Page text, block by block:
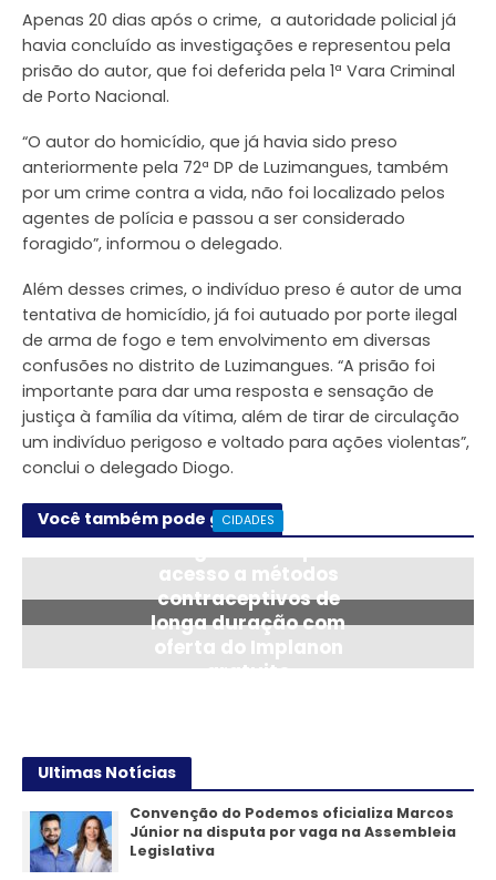
Apenas 20 dias após o crime, a autoridade policial já
havia concluído as investigações e representou pela
prisão do autor, que foi deferida pela 1ª Vara Criminal
de Porto Nacional.
“O autor do homicídio, que já havia sido preso
anteriormente pela 72ª DP de Luzimangues, também
por um crime contra a vida, não foi localizado pelos
agentes de polícia e passou a ser considerado
foragido”, informou o delegado.
Além desses crimes, o indivíduo preso é autor de uma
tentativa de homicídio, já foi autuado por porte ilegal
de arma de fogo e tem envolvimento em diversas
confusões no distrito de Luzimangues. “A prisão foi
importante para dar uma resposta e sensação de
justiça à família da vítima, além de tirar de circulação
um indivíduo perigoso e voltado para ações violentas”,
conclui o delegado Diogo.
Você também pode gostar
CIDADES
acesso a métodos
contraceptivos de
longa duração com
oferta do Implanon
gratuito
Ultimas Notícias
Convenção do Podemos oficializa Marcos
Júnior na disputa por vaga na Assembleia
Legislativa